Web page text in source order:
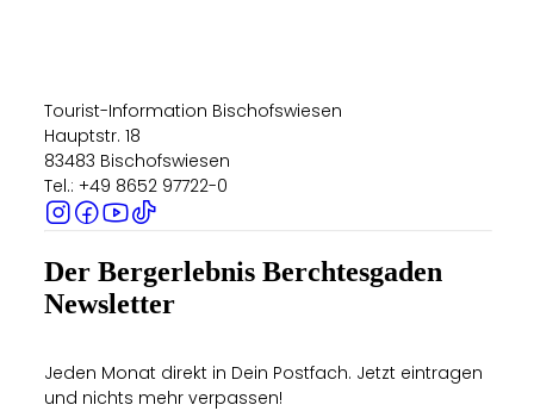
Tourist-Information Bischofswiesen
Hauptstr. 18
83483 Bischofswiesen
Tel.: +49 8652 97722-0
Der Bergerlebnis Berchtesgaden
Newsletter
Jeden Monat direkt in Dein Postfach. Jetzt eintragen
und nichts mehr verpassen!